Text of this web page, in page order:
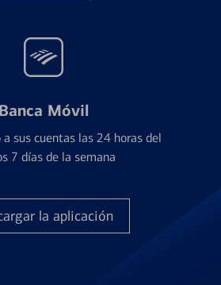
Banca Móvil
a sus cuentas las 24 horas del
7 días de la semana
la aplicación